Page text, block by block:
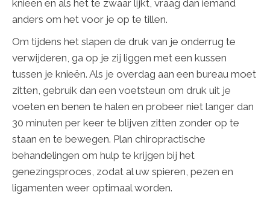
knieën en als het te zwaar lijkt, vraag dan iemand
anders om het voor je op te tillen.
Om tijdens het slapen de druk van je onderrug te
verwijderen, ga op je zij liggen met een kussen
tussen je knieën. Als je overdag aan een bureau moet
zitten, gebruik dan een voetsteun om druk uit je
voeten en benen te halen en probeer niet langer dan
30 minuten per keer te blijven zitten zonder op te
staan ​​en te bewegen. Plan chiropractische
behandelingen om hulp te krijgen bij het
genezingsproces, zodat al uw spieren, pezen en
ligamenten weer optimaal worden.